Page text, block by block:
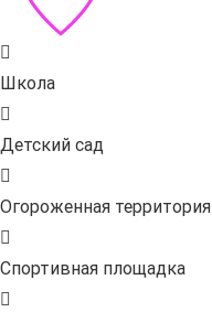
Школа
Детский сад
Огороженная территория
Спортивная площадка